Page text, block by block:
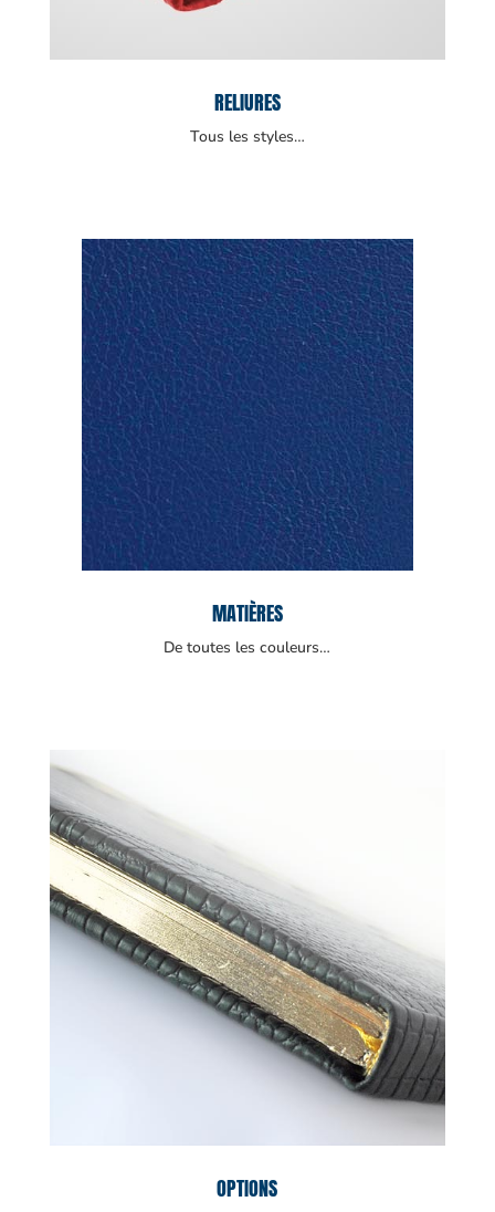
RELIURES
Tous les styles…
MATIÈRES
De toutes les couleurs…
OPTIONS